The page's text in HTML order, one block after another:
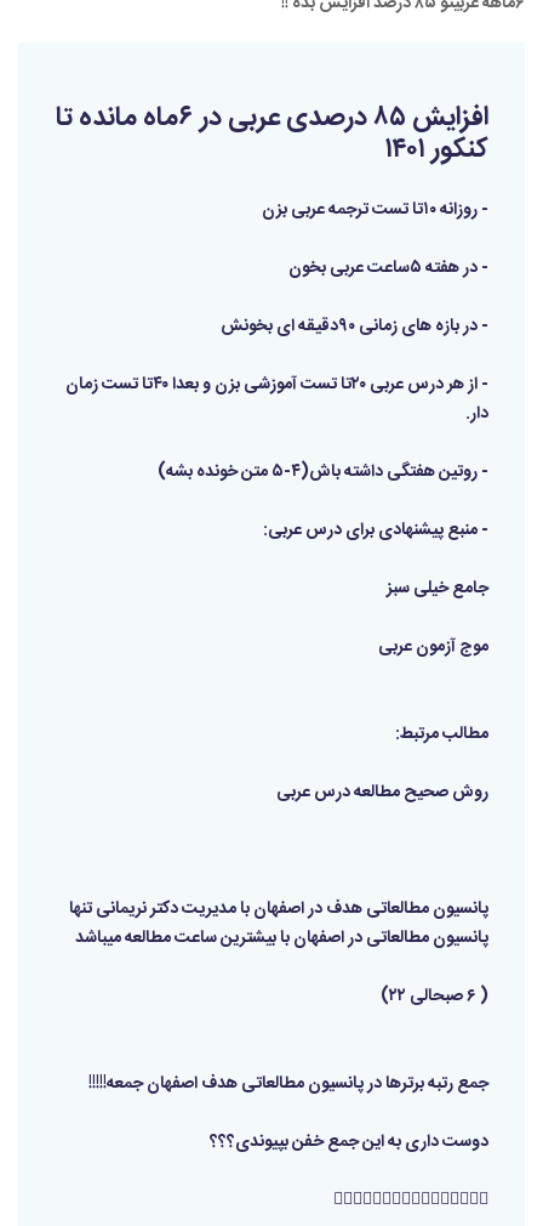
افزایش ۸۵ درصدی عربی در ۶ماه مانده تا
کنکور ۱۴۰۱
- روزانه ۱۰تا تست ترجمه عربی بزن
- در هفته ۵ساعت عربی بخون
- در بازه های زمانی ۹۰دقیقه ای بخونش
- از هر درس عربی ۲۰تا تست آموزشی بزن و بعدا ۴۰تا تست زمان
دار.
- روتین هفتگی داشته باش(۴-۵ متن خونده بشه)
- منبع پیشنهادی برای درس عربی:
جامع خیلی سبز
موج آزمون عربی
مطالب مرتبط:
روش صحیح مطالعه درس عربی
پانسیون مطالعاتی هدف در اصفهان با مدیریت دکتر نریمانی تنها
پانسیون مطالعاتی در اصفهان با بیشترین ساعت مطالعه میباشد
( ۶ صبحالی ۲۲)
جمع رتبه برترها در پانسیون مطالعاتی هدف اصفهان جمعه!!!!!
دوست داری به این جمع خفن بپیوندی؟؟؟
👇🏼👇🏼👇🏼👇🏼👇🏼👇🏼👇🏼👇🏼